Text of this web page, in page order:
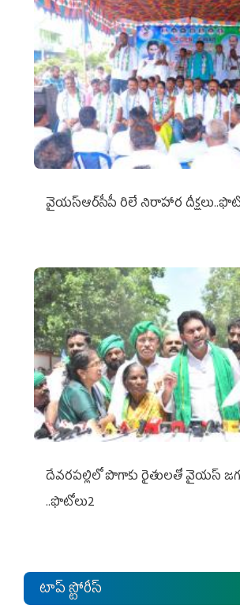
వైయ‌స్ఆర్‌సీపీ రిలే నిరాహార
దేవరపల్లిలో పొగాకు రైతులతో వైయస్
..ఫొటోలు2
టాప్ స్టోరీస్